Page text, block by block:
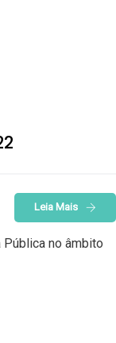
Leia Mais
no âmbito